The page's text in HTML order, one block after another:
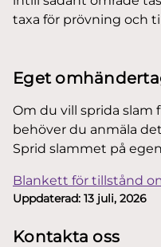
taxa för prövning och
Eget
Om du vill sprida slam
behöver du anmäla
Sprid slammet på
Blankett för tillstånd
Uppdaterad: 13 juli, 2026
Kontakta oss